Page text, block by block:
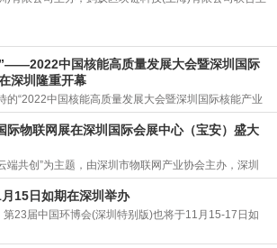
中国核能高质量发展大会暨深圳国际
深圳隆重开幕
的“2022中国核能高质量发展大会暨深圳国际核能产业
际物联网展在深圳国际会展中心（宝安）盛大
端共创”为主题，由深圳市物联网产业协会主办，深圳
15日如期在深圳举办
23届中国环博会(深圳特别版)也将于11月15-17日如